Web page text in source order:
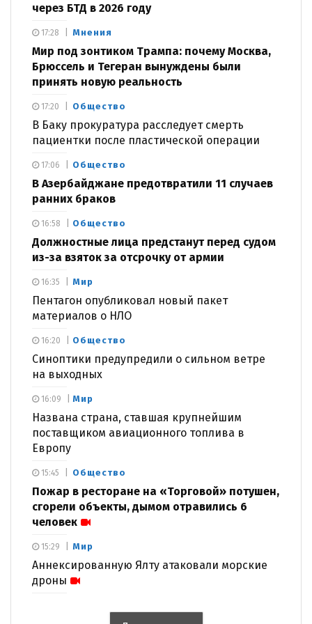
через БТД в 2026 году
Мнения
Мир под зонтиком Трампа: почему Москва,
Брюссель и Тегеран вынуждены были
принять новую реальность
17:28
Общество
В Баку прокуратура расследует смерть
пациентки после пластической операции
17:20
Общество
В Азербайджане предотвратили 11 случаев
ранних браков
17:06
Общество
Должностные лица предстанут перед судом
из-за взяток за отсрочку от армии
16:58
Мир
Пентагон опубликовал новый пакет
материалов о НЛО
16:35
Общество
Синоптики предупредили о сильном ветре
на выходных
16:20
Мир
Названа страна, ставшая крупнейшим
поставщиком авиационного топлива в
Европу
16:09
Общество
Пожар в ресторане на «Торговой» потушен,
сгорели объекты, дымом отравились 6
человек
15:45
Мир
Аннексированную Ялту атаковали морские
дроны
15:29